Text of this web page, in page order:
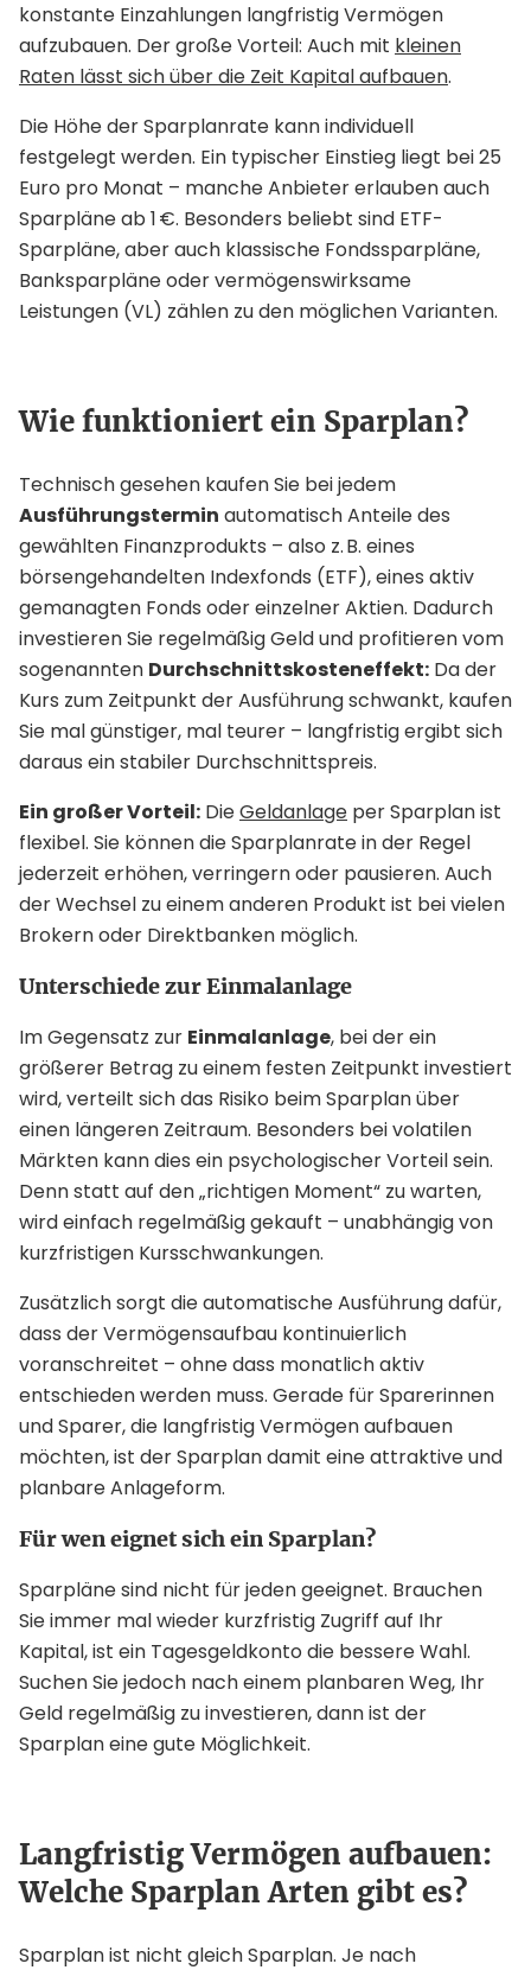
konstante Einzahlungen langfristig Vermögen
aufzubauen. Der große Vorteil: Auch mit kleinen
Raten lässt sich über die Zeit Kapital aufbauen.
Die Höhe der Sparplanrate kann individuell
festgelegt werden. Ein typischer Einstieg liegt bei 25
Euro pro Monat – manche Anbieter erlauben auch
Sparpläne ab 1 €. Besonders beliebt sind ETF-
Sparpläne, aber auch klassische Fondssparpläne,
Banksparpläne oder vermögenswirksame
Leistungen (VL) zählen zu den möglichen Varianten.
Wie funktioniert ein Sparplan?
Technisch gesehen kaufen Sie bei jedem
Ausführungstermin automatisch Anteile des
gewählten Finanzprodukts – also z. B. eines
börsengehandelten Indexfonds (ETF), eines aktiv
gemanagten Fonds oder einzelner Aktien. Dadurch
investieren Sie regelmäßig Geld und profitieren vom
sogenannten Durchschnittskosteneffekt: Da der
Kurs zum Zeitpunkt der Ausführung schwankt, kaufen
Sie mal günstiger, mal teurer – langfristig ergibt sich
daraus ein stabiler Durchschnittspreis.
Ein großer Vorteil: DieGeldanlage per Sparplan ist
flexibel. Sie können die Sparplanrate in der Regel
jederzeit erhöhen, verringern oder pausieren. Auch
der Wechsel zu einem anderen Produkt ist bei vielen
Brokern oder Direktbanken möglich.
Unterschiede zur Einmalanlage
Im Gegensatz zur Einmalanlage, bei der ein
größerer Betrag zu einem festen Zeitpunkt investiert
wird, verteilt sich das Risiko beim Sparplan über
einen längeren Zeitraum. Besonders bei volatilen
Märkten kann dies ein psychologischer Vorteil sein.
Denn statt auf den „richtigen Moment“ zu warten,
wird einfach regelmäßig gekauft – unabhängig von
kurzfristigen Kursschwankungen.
Zusätzlich sorgt die automatische Ausführung dafür,
dass der Vermögensaufbau kontinuierlich
voranschreitet – ohne dass monatlich aktiv
entschieden werden muss. Gerade für Sparerinnen
und Sparer, die langfristig Vermögen aufbauen
möchten, ist der Sparplan damit eine attraktive und
planbare Anlageform.
Für wen eignet sich ein Sparplan?
Sparpläne sind nicht für jeden geeignet. Brauchen
Sie immer mal wieder kurzfristig Zugriff auf Ihr
Kapital, ist ein Tagesgeldkonto die bessere Wahl.
Suchen Sie jedoch nach einem planbaren Weg, Ihr
Geld regelmäßig zu investieren, dann ist der
Sparplan eine gute Möglichkeit.
Langfristig Vermögen aufbauen:
Welche Sparplan Arten gibt es?
Sparplan ist nicht gleich Sparplan. Je nach